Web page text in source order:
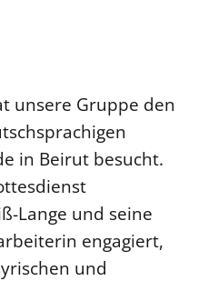
unsere Gruppe den
in Beirut besucht.
Lange und seine
engagiert,
und